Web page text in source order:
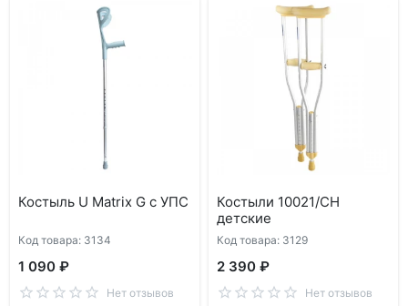
Костыль U Matrix G с УПС
Код товара: 3134
1 090 ₽
Нет отзывов
Костыли 10021/CH
детские
Код товара: 3129
2 390 ₽
Нет отзывов